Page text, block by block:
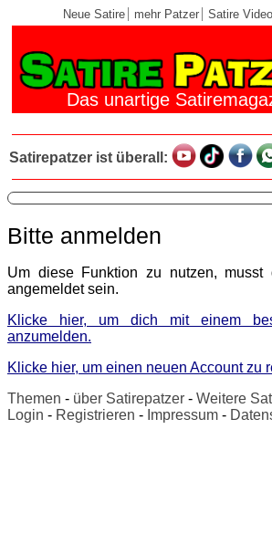
Neue Satire mehr Patzer Satire
Das unartige
Satirepatzer ist überall:
Bitte anmelden
Um diese Funktion zu nutzen, musst
angemeldet sein.
Klicke hier, um dich mit einem
anzumelden.
Klicke hier, um einen neuen Account zu
Themen - über Satirepatzer - Weitere
Login - Registrieren - Impressum -